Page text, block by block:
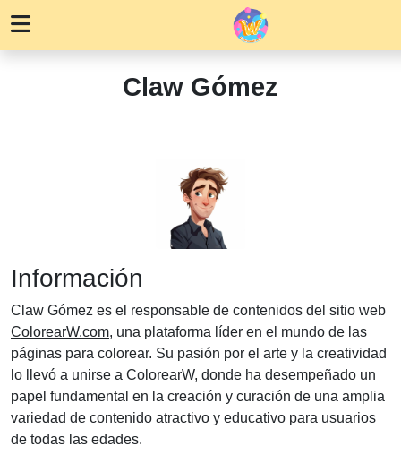
Claw Gómez
Información
Claw Gómez es el responsable de contenidos del sitio web
ColorearW.com, una plataforma líder en el mundo de las
páginas para colorear. Su pasión por el arte y la creatividad
lo llevó a unirse a ColorearW, donde ha desempeñado un
papel fundamental en la creación y curación de una amplia
variedad de contenido atractivo y educativo para usuarios
de todas las edades.